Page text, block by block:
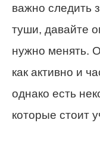
важно следить
туши, давайте
нужно менять.
как активно и
однако есть
которые стоит